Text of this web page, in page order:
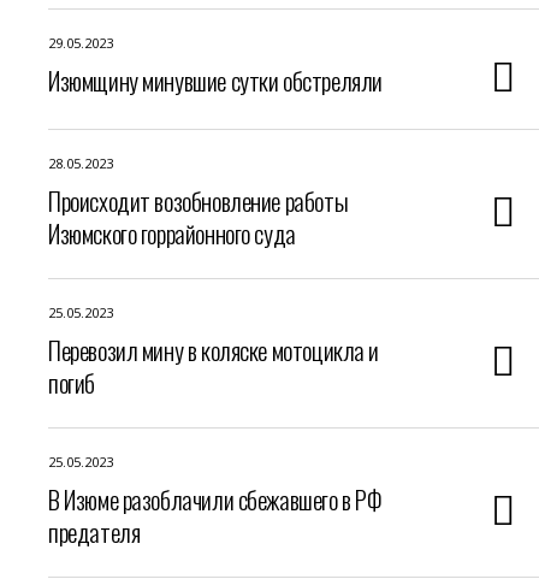
29.05.2023
Изюмщину минувшие сутки обстреляли
28.05.2023
Происходит возобновление работы
Изюмского горрайонного суда
25.05.2023
Перевозил мину в коляске мотоцикла и
погиб
25.05.2023
В Изюме разоблачили сбежавшего в РФ
предателя